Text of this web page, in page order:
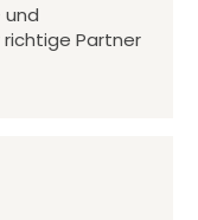
und
Partner